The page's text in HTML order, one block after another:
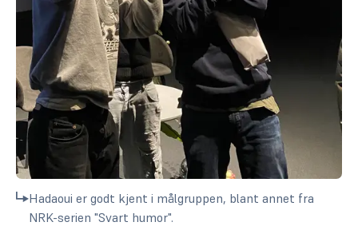
Hadaoui er godt kjent i målgruppen, blant annet fra
NRK-serien "Svart humor".